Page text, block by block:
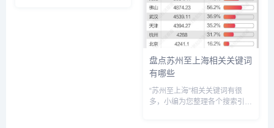
有限公司,上海科隆五金展会
2026年展览会,上海科...
盘点苏州至上海相关关键词
有哪些
“苏州至上海”相关关键词有很
多，小编为您整理各个搜索引擎